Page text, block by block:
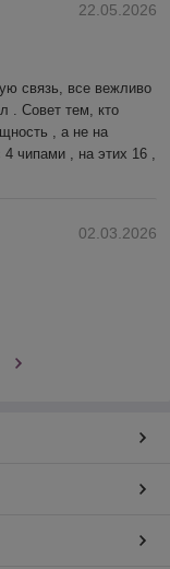
22.05.2026
связь, все вежливо
. Совет тем, кто
, а не на
чипами , на этих 16 ,
02.03.2026